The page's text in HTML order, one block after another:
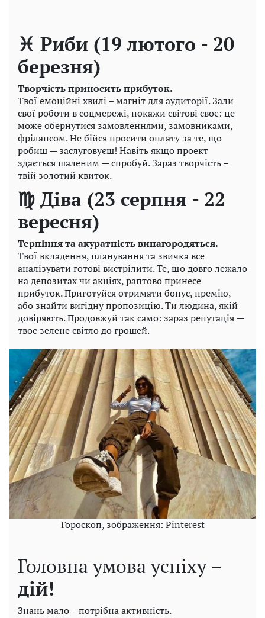
♓ Риби (19 лютого - 20
березня)
Творчість приносить прибуток.
Твої емоційні хвилі – магніт для аудиторії. Зали
свої роботи в соцмережі, покажи світові своє: це
може обернутися замовленнями, замовниками,
фрілансом. Не бійся просити оплату за те, що
робиш — заслуговуєш! Навіть якщо проект
здається шаленим — спробуй. Зараз творчість –
твій золотий квиток.
♍ Діва (23 серпня - 22
вересня)
Терпіння та акуратність винагородяться.
Твої вкладення, планування та звичка все
аналізувати готові вистрілити. Те, що довго лежало
на депозитах чи акціях, раптово принесе
прибуток. Приготуйся отримати бонус, премію,
або знайти вигідну пропозицію. Ти людина, якій
довіряють. Продовжуй так само: зараз репутація —
твоє зелене світло до грошей.
Гороскоп, зображення: Pinterest
Головна умова успіху –
дій!
Знань мало – потрібна активність.